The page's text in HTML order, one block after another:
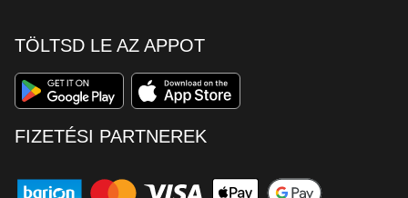
TÖLTSD LE AZ APPOT
FIZETÉSI PARTNEREK